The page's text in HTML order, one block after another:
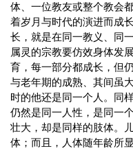
体、一位教友或整个教会
着岁月与时代的演进而成
长，就是在同一教义、同
属灵的宗教要仿效身体发
育，每一部分都成长，但
与老年期的成熟、其间虽
时的他还是同一个人。同
仍然是同一人性，是同一
壮大，却是同样的肢体。
体；而且，人体随年龄所